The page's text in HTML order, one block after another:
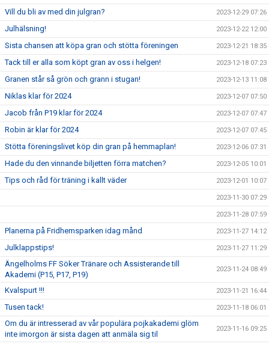
Vill du bli av med din julgran? 2023-12-29 07:26
Julhälsning! 2023-12-22 12:00
Sista chansen att köpa gran och stötta föreningen 2023-12-21 18:35
Tack till er alla som köpt gran av oss i helgen! 2023-12-18 07:23
Granen står så grön och grann i stugan! 2023-12-13 11:08
Niklas klar för 2024 2023-12-07 07:50
Jacob från P19 klar för 2024 2023-12-07 07:47
Robin är klar för 2024 2023-12-07 07:45
Stötta föreningslivet köp din gran på hemmaplan! 2023-12-06 07:31
Hade du den vinnande biljetten förra matchen? 2023-12-05 10:01
Tips och råd för träning i kallt väder 2023-12-01 10:07
2023-11-30 07:29
2023-11-28 07:59
Planerna på Fridhemsparken idag månd 2023-11-27 14:12
Julklappstips! 2023-11-27 11:29
Ängelholms FF Söker Tränare och Assisterande till
Akademi (P15, P17, P19)
2023-11-24 08:49
Kvalspurt !!! 2023-11-21 16:44
Tusen tack! 2023-11-18 06:01
Om du är intresserad av vår populära pojkakademi glöm
inte imorgon är sista dagen att anmäla sig til
2023-11-16 09:25